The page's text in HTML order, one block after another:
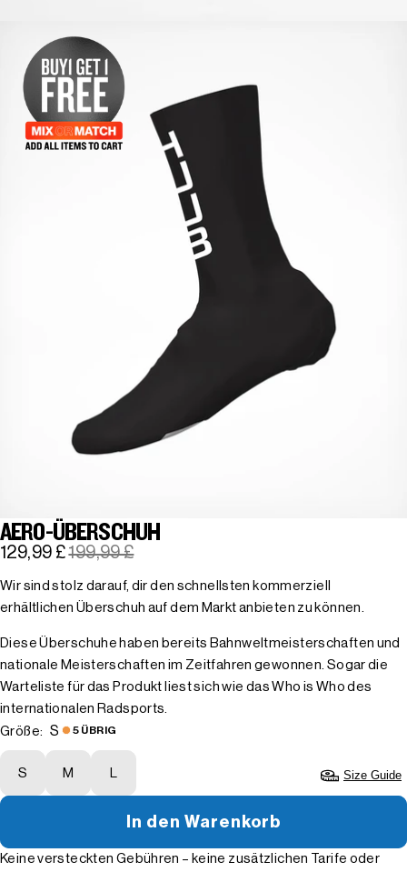
AERO-ÜBERSCHUH
129,99 £199,99 £
Wir sind stolz darauf, dir den schnellsten kommerziell
erhältlichen Überschuh auf dem Markt anbieten zu können.
Diese Überschuhe haben bereits Bahnweltmeisterschaften und
nationale Meisterschaften im Zeitfahren gewonnen. Sogar die
Warteliste für das Produkt liest sich wie das Who is Who des
internationalen Radsports.
Größe:
S 5 ÜBRIG
S M Size Guide
In den Warenkorb
Keine versteckten Gebühren – keine zusätzlichen Tarife oder